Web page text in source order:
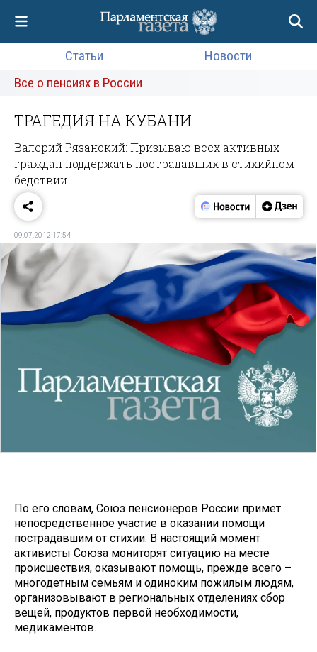
Статьи
Новости
Все о пенсиях в России
ТРАГЕДИЯ НА КУБАНИ
Валерий Рязанский: Призываю всех активных
граждан поддержать пострадавших в стихийном
бедствии
09.07.2012 17:54
По его словам, Союз пенсионеров России примет
непосредственное участие в оказании помощи
пострадавшим от стихии. В настоящий момент
активисты Союза мониторят ситуацию на месте
происшествия, оказывают помощь, прежде всего –
многодетным семьям и одиноким пожилым людям,
организовывают в региональных отделениях сбор
вещей, продуктов первой необходимости,
медикаментов.